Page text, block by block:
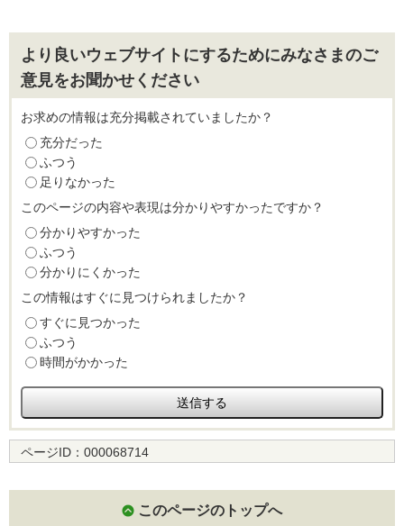
より良いウェブサイトにするためにみなさまのご
意見をお聞かせください
お求めの情報は充分掲載されていましたか？
充分だった
ふつう
足りなかった
このページの内容や表現は分かりやすかったですか？
分かりやすかった
ふつう
分かりにくかった
この情報はすぐに見つけられましたか？
すぐに見つかった
ふつう
時間がかかった
ページID： 000068714
このページのトップへ